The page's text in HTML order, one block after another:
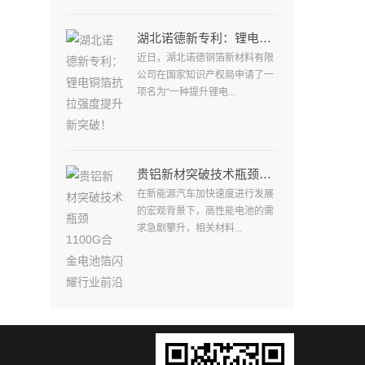
湖北诺德新专利：锂电铜箔抗拉强度提升新突破！
近日，湖北诺德铜箔新材料有限
公司在国家知识产权局申请了一
项名为“一种提升锂电...
贵铝新材突破技术瓶颈1100G合金电池箔闪耀行业前沿
在新能源汽车加快速度进行发展
的宏观背景下，高性能电池的需
求急剧攀升，相关材料...